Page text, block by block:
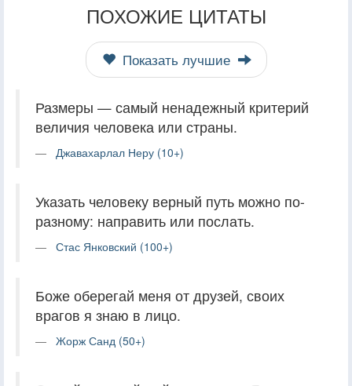
ПОХОЖИЕ ЦИТАТЫ
Показать лучшие
Размеры — самый ненадежный критерий
величия человека или страны.
Джавахарлал Неру (10+)
Указать человеку верный путь можно по-
разному: направить или послать.
Стас Янковский (100+)
Боже оберегай меня от друзей, своих
врагов я знаю в лицо.
Жорж Санд (50+)